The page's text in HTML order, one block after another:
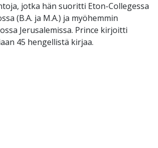
jotka hän suoritti Eton-Collegessa
(B.A. ja M.A.) ja myöhemmin
Jerusalemissa. Prince kirjoitti
45 hengellistä kirjaa.